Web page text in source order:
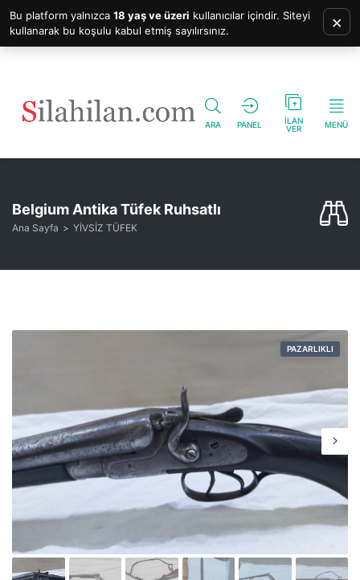
ARA PANEL
İLAN
VER
MENÜ
Belgium Antika Tüfek Ruhsatlı
Ana Sayfa YİVSİZ TÜFEK
PAZARLIKLI
Bu platform yalnızca 18 yaş ve üzeri kullanıcılar içindir. Siteyi
kullanarak bu koşulu kabul etmiş sayılırsınız.
×